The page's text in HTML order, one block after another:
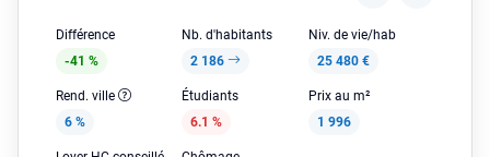
Différence
-41 %
Nb. d'habitants
2 186
Niv. de vie/hab
25 480 €
Rend. ville
6 %
Étudiants
6.1 %
Prix au m²
1 996